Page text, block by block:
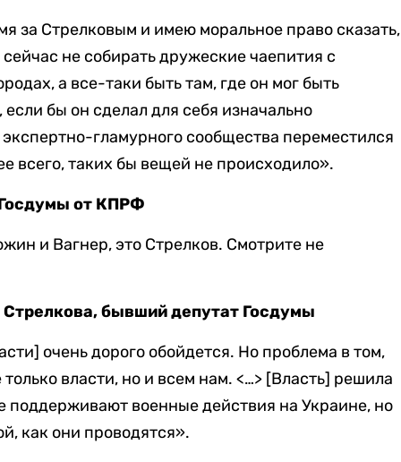
за Стрелковым и имею моральное право сказать,
не собирать дружеские чаепития с
а все-таки быть там, где он мог быть
бы он сделал для себя изначально
гламурного сообщества переместился
всего, таких бы вещей не происходило».
от КПРФ
и Вагнер, это Стрелков. Смотрите не
Стрелкова, бывший депутат Госдумы
очень дорого обойдется. Но проблема в том,
власти, но и всем нам. <…> [Власть] решила
поддерживают военные действия на Украине, но
как они проводятся».